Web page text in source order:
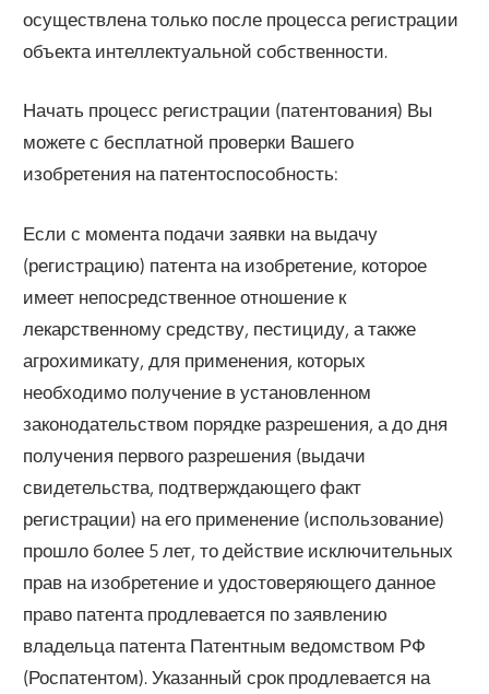
осуществлена только после процесса регистрации
объекта интеллектуальной собственности.
Начать процесс регистрации (патентования) Вы
можете с бесплатной проверки Вашего
изобретения на патентоспособность:
Если с момента подачи заявки на выдачу
(регистрацию) патента на изобретение, которое
имеет непосредственное отношение к
лекарственному средству, пестициду, а также
агрохимикату, для применения, которых
необходимо получение в установленном
законодательством порядке разрешения, а до дня
получения первого разрешения (выдачи
свидетельства, подтверждающего факт
регистрации) на его применение (использование)
прошло более 5 лет, то действие исключительных
прав на изобретение и удостоверяющего данное
право патента продлевается по заявлению
владельца патента Патентным ведомством РФ
(Роспатентом). Указанный срок продлевается на